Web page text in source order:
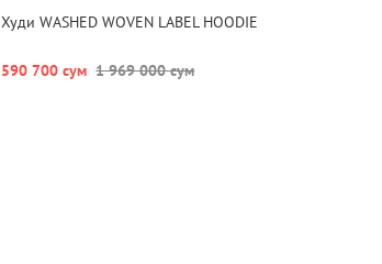
Худи WASHED WOVEN LABEL HOODIE
590 700 сум 1 969 000 сум